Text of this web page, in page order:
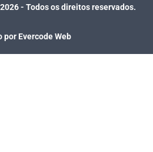
2026- Todos os direitos reservados.
por Evercode Web